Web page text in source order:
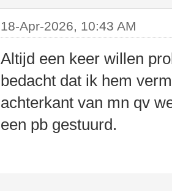
18-Apr-2026, 10:43 AM
Altijd een keer willen
bedacht dat ik hem
achterkant van mn qv
een pb gestuurd.